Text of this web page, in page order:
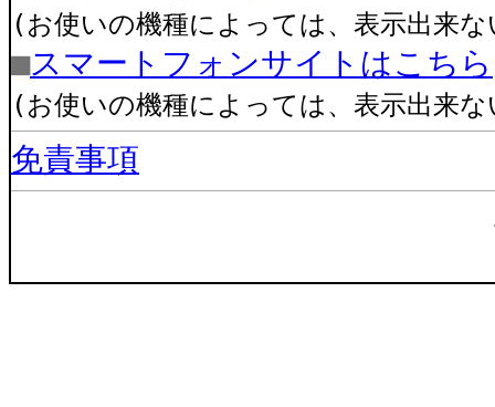
(お使いの機種によっては、表示出来
■スマートフォンサイトはこちら
(お使いの機種によっては、表示出来
免責事項